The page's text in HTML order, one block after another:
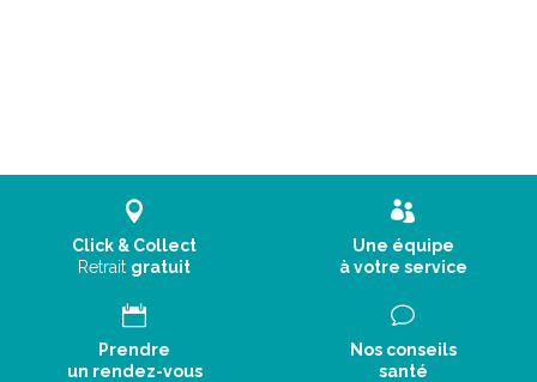
Click & Collect
Retrait gratuit
Une équipe
à votre service
Prendre
un rendez-vous
Nos conseils
santé